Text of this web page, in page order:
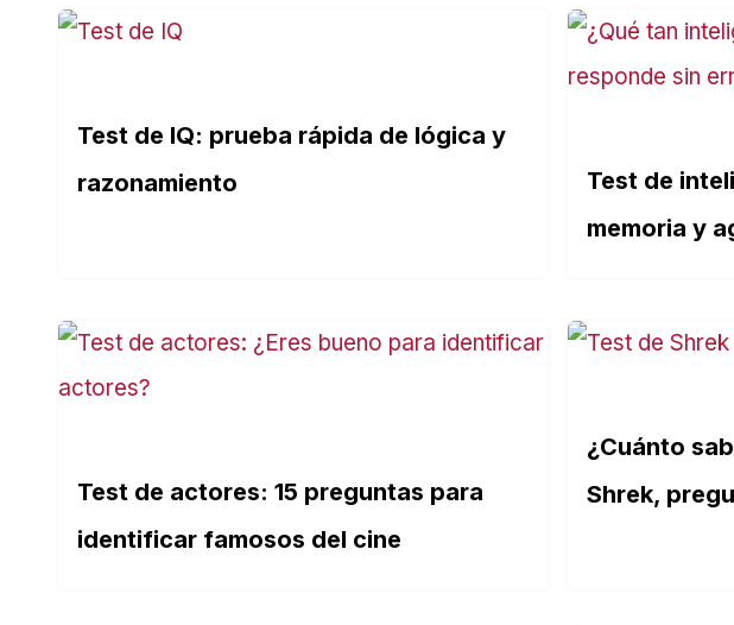
Test de IQ: prueba rápida de lógica y
razonamiento
Test de
memoria y
Test de actores: 15 preguntas para
identificar famosos del cine
¿Cuánto
Shrek,